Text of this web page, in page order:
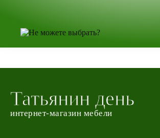
Татьянин день
интернет-магазин мебели